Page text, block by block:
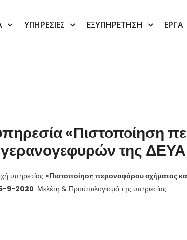
ΥΠΗΡΕΣΙΕΣ ΕΞΥΠΗΡΕΤΗΣΗ ΕΡΓΑ
«Πιστοποίηση
γερανογεφυρών της
υπηρεσίας «Πιστοποίηση περονοφόρου οχήματος
9-2020 Μελέτη & Προϋπολογισμό της υπηρεσίας.